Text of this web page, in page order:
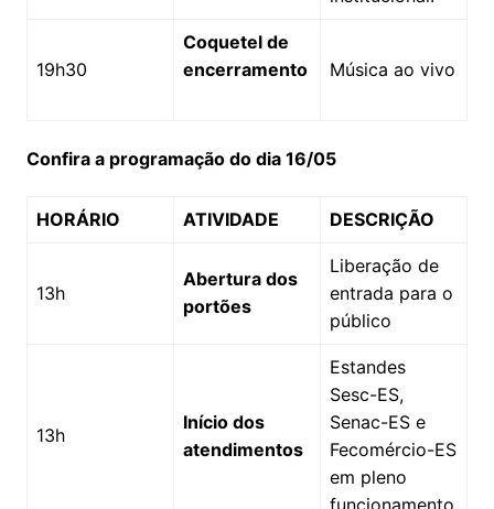
19h30
Coquetel de
encerramento
Música ao vivo
Confira a programação do dia 16/05
HORÁRIO ATIVIDADE DESCRIÇÃO
13h
Abertura dos
portões
Liberação de
entrada para o
público
13h
Início dos
atendimentos
Estandes
Sesc-ES,
Senac-ES e
Fecomércio-ES
em pleno
funcionamento